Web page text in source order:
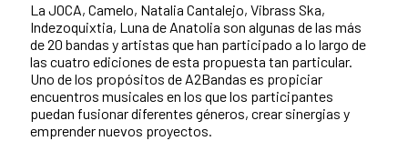
La JOCA, Camelo, Natalia Cantalejo, Vibrass Ska,
Indezoquixtia, Luna de Anatolia son algunas de las más
de 20 bandas y artistas que han participado a lo largo de
las cuatro ediciones de esta propuesta tan particular.
Uno de los propósitos de A2Bandas es propiciar
encuentros musicales en los que los participantes
puedan fusionar diferentes géneros, crear sinergias y
emprender nuevos proyectos.